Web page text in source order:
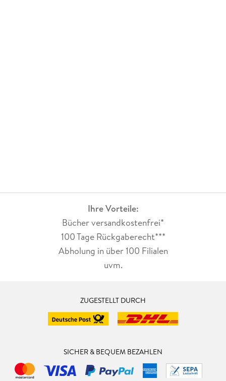
Ihre Vorteile:
Bücher versandkostenfrei*
100 Tage Rückgaberecht***
Abholung in über 100 Filialen
uvm.
ZUGESTELLT DURCH
SICHER & BEQUEM BEZAHLEN